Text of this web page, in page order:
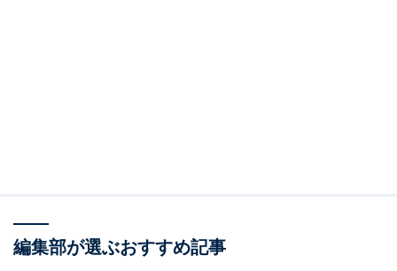
「All About ニュース」は、ネットの話題から世の中の動きまで、暮
らしの中にあふれる「なぜ？」「どうして？」を分かりやすく伝え
編集部が選ぶおすすめ記事